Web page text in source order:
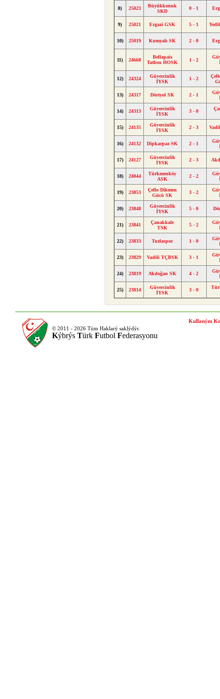
8) 25023
Büyükkonuk
SKD
0 - 1
9) 25021 Ergazi GSK 5 - 1
10) 25019 Kumyalı SK 2 - 0
11) 24668
Bellapais
Tatlısu HOSK
1 - 2
12) 24324
Güvercinlik
İYSK
1 - 2
13) 24317 Dörtyol SK 2 - 1
14) 24313
Güvercinlik
İYSK
3 - 0
15) 24135
Güvercinlik
İYSK
2 - 3
16) 24132 Dipkarpaz SK 2 - 1
17) 24127
Güvercinlik
İYSK
2 - 3
18) 24044
Türkmenköy
ASK
2 - 2
19) 23853
Çello Dikmen
Gücü SK
3 - 2
20) 23848
Güvercinlik
İYSK
5 - 0
21) 23841
Çanakkale
TSK
5 - 2
22) 23833 Tuzlaspor 1 - 0
23) 23829 Vadili TÇBSK 3 - 1
24) 23819 Akdoğan SK 4 - 2
25) 23814
Güvercinlik
İYSK
3 - 0
© 2011 - 2026 Tüm Haklarý saklýdýr.
Kýbrýs Türk Futbol Federasyonu
Kullaným